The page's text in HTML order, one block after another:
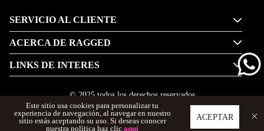
SERVICIO AL CLIENTE
ACERCA DE RAGGED
LINKS DE INTERES
© 2025 todos los derechos reservados
ACEPTAR
Este sitio usa cookies para personalizar tu
experiencia de navegación, al navegar en nuestro
sitio estás aceptando su uso. Si deseas conocer
nuestra política haz clic aquí